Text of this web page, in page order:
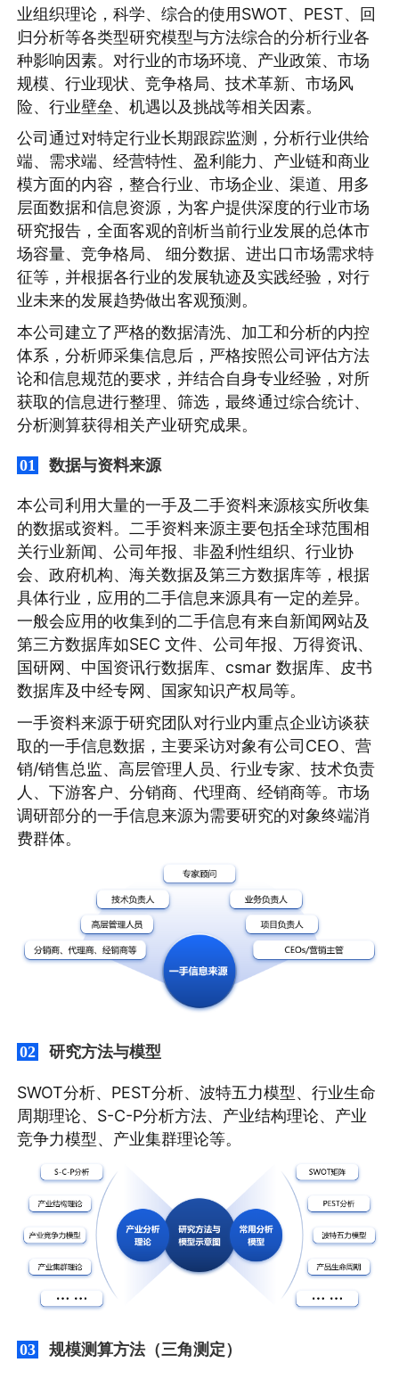
业组织理论，科学、综合的使用SWOT、PEST、回
归分析等各类型研究模型与方法综合的分析行业各
种影响因素。对行业的市场环境、产业政策、市场
规模、行业现状、竞争格局、技术革新、市场风
险、行业壁垒、机遇以及挑战等相关因素。
公司通过对特定行业长期跟踪监测，分析行业供给
端、需求端、经营特性、盈利能力、产业链和商业
模方面的内容，整合行业、市场企业、渠道、用多
层面数据和信息资源，为客户提供深度的行业市场
研究报告，全面客观的剖析当前行业发展的总体市
场容量、竞争格局、 细分数据、进出口市场需求特
征等，并根据各行业的发展轨迹及实践经验，对行
业未来的发展趋势做出客观预测。
本公司建立了严格的数据清洗、加工和分析的内控
体系，分析师采集信息后，严格按照公司评估方法
论和信息规范的要求，并结合自身专业经验，对所
获取的信息进行整理、筛选，最终通过综合统计、
分析测算获得相关产业研究成果。
01 数据与资料来源
本公司利用大量的一手及二手资料来源核实所收集
的数据或资料。二手资料来源主要包括全球范围相
关行业新闻、公司年报、非盈利性组织、行业协
会、政府机构、海关数据及第三方数据库等，根据
具体行业，应用的二手信息来源具有一定的差异。
一般会应用的收集到的二手信息有来自新闻网站及
第三方数据库如SEC 文件、公司年报、万得资讯、
国研网、中国资讯行数据库、csmar 数据库、皮书
数据库及中经专网、国家知识产权局等。
一手资料来源于研究团队对行业内重点企业访谈获
取的一手信息数据，主要采访对象有公司CEO、营
销/销售总监、高层管理人员、行业专家、技术负责
人、下游客户、分销商、代理商、经销商等。市场
调研部分的一手信息来源为需要研究的对象终端消
费群体。
02 研究方法与模型
SWOT分析、PEST分析、波特五力模型、行业生命
周期理论、S-C-P分析方法、产业结构理论、产业
竞争力模型、产业集群理论等。
03 规模测算方法（三角测定）